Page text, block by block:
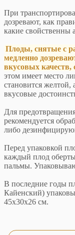
При
дозревают, как
какие свойственны
Плоды, снятые с
медленно
вкусовых
этом имеет место
становится желтой,
вкусовые
Для
рекомендуется
либо
Перед упаковкой
каждый плод
пальмы.
В последние годы
Кайенский)
45х30х26 см.